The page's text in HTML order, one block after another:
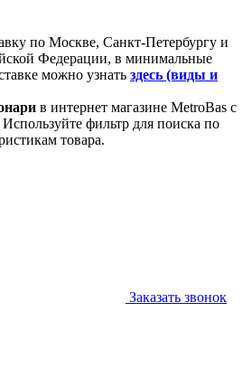
по Москве, Санкт-Петербургу и
Федерации, в минимальные
можно узнать здесь (виды и
в интернет магазине MetroBas с
фильтр для поиска по
товара.
Заказать звонок